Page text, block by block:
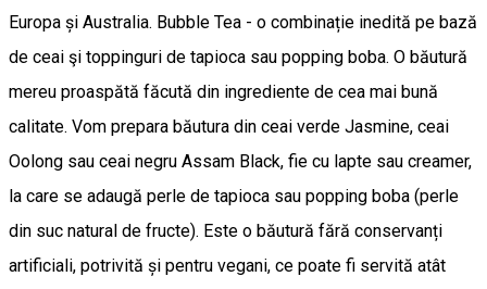
Europa și Australia. Bubble Tea - o combinație inedită pe bază
de ceai şi toppinguri de tapioca sau popping boba. O băutură
mereu proaspătă făcută din ingrediente de cea mai bună
calitate. Vom prepara băutura din ceai verde Jasmine, ceai
Oolong sau ceai negru Assam Black, fie cu lapte sau creamer,
la care se adaugă perle de tapioca sau popping boba (perle
din suc natural de fructe). Este o băutură fără conservanți
artificiali, potrivită și pentru vegani, ce poate fi servită atât